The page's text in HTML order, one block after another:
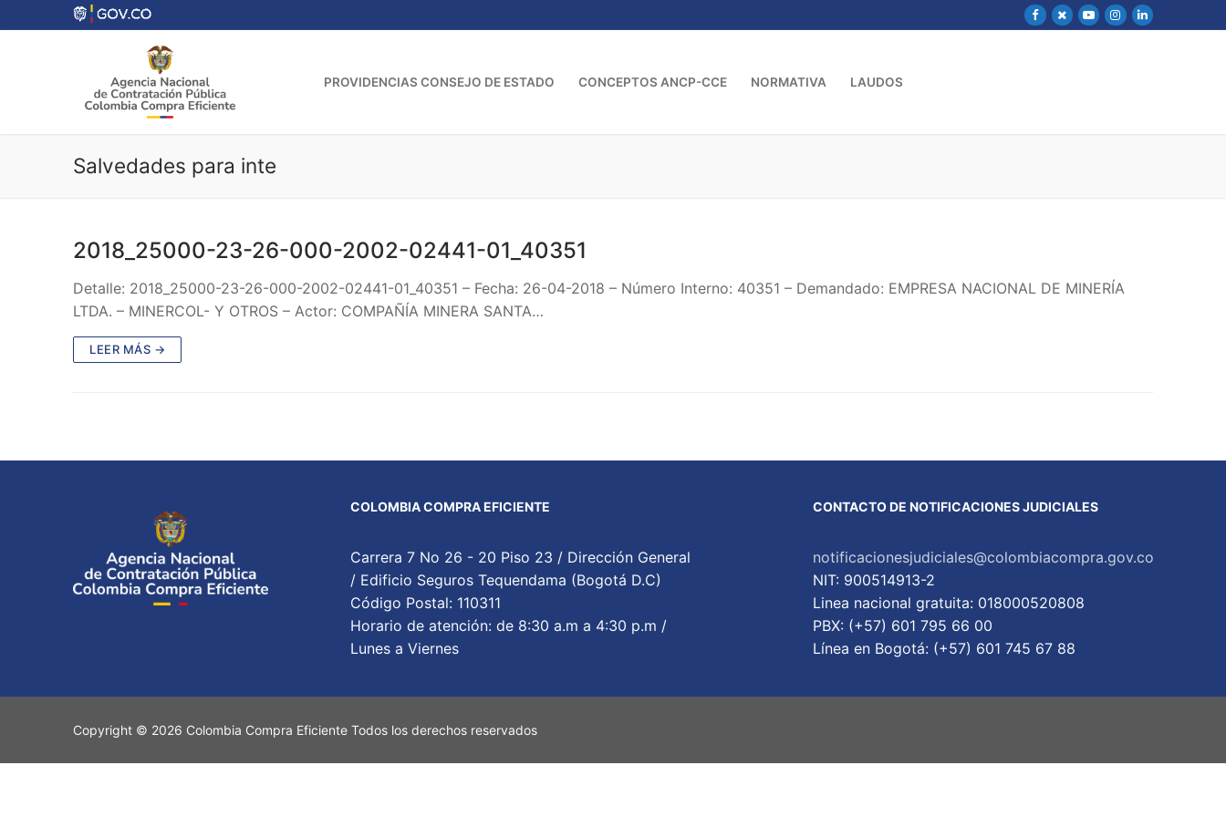
al
PROVIDENCIAS CONSEJO DE ESTADO CONCEPTOS ANCP-CCE NORMATIVA LAUDOS
Salvedades para inte
2018_25000-23-26-000-2002-02441-01_40351
Detalle: 2018_25000-23-26-000-2002-02441-01_40351 – Fecha: 26-04-2018 – Número Interno: 40351 – Demandado: EMPRESA NACIONAL DE MINERÍA
LTDA. – MINERCOL- Y OTROS – Actor: COMPAÑÍA MINERA SANTA…
LEER MÁS →
COLOMBIA COMPRA EFICIENTE
Carrera 7 No 26 - 20 Piso 23 / Dirección General
/ Edificio Seguros Tequendama (Bogotá D.C)
Código Postal: 110311
Horario de atención: de 8:30 a.m a 4:30 p.m /
Lunes a Viernes
CONTACTO DE NOTIFICACIONES JUDICIALES
notificacionesjudiciales@colombiacompra.gov.co
NIT: 900514913-2
Linea nacional gratuita: 018000520808
PBX: (+57) 601 795 66 00
Lí­nea en Bogotá: (+57) 601 745 67 88
Copyright © 2026 Colombia Compra Eficiente Todos los derechos reservados